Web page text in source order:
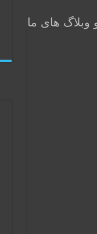
وبلاگ های ما